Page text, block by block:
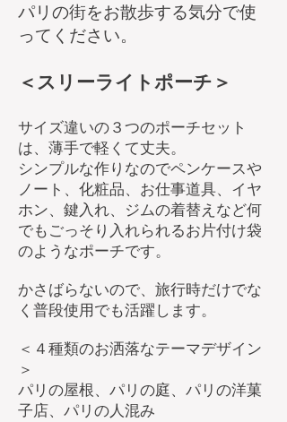
パリの街をお散歩する気分で使
ってください。
​＜スリーライトポーチ＞
サイズ違いの３つのポーチセット
は、薄手で軽くて丈夫。
シンプルな作りなのでペンケースや
ノート、化粧品、お仕事道具、イヤ
ホン、鍵入れ、ジムの着替えなど何
でもごっそり入れられるお片付け袋
のようなポーチです。
かさばらないので、旅行時だけでな
く普段使用でも活躍します。
＜４種類のお洒落なテーマデザイン
＞
​パリの屋根、パリの庭、パリの洋菓
子店、パリの人混み